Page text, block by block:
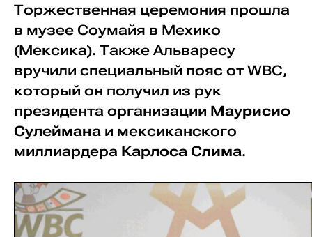
Торжественная церемония прошла
в музее Соумайя в Мехико
(Мексика). Также Альваресу
вручили специальный пояс от WBC,
который он получил из рук
президента организации Маурисио
Сулейманаи мексиканского
миллиардера Карлоса Слима.